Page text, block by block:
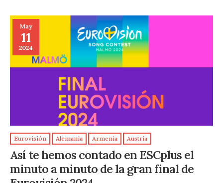
May
11
2024
Eurovisión Alemania Armenia Austria
Así te hemos contado en ESCplus el
minuto a minuto de la gran final de